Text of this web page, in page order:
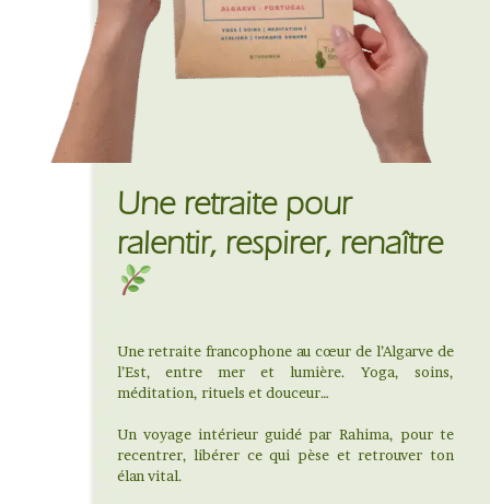
Une retraite pour
ralentir, respirer, renaître
Une retraite francophone au cœur de l’Algarve de
l’Est, entre mer et lumière. Yoga, soins,
méditation, rituels et douceur…
Un voyage intérieur guidé par Rahima, pour te
recentrer, libérer ce qui pèse et retrouver ton
élan vital.